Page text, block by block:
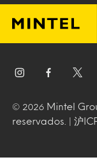
© 2026
Mintel
reservados. | 沪